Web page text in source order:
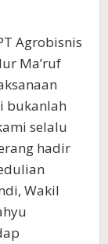
Agrobisnis
Ma’ruf
bukanlah
selalu
hadir
Wakil